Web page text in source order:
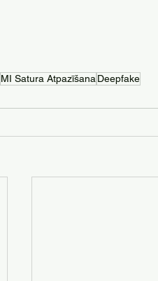
MI Satura AtpazīšanaDeepfake